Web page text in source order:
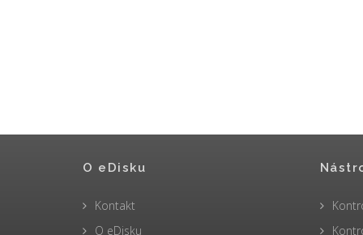
O eDisku
Kontakt
O eDisku